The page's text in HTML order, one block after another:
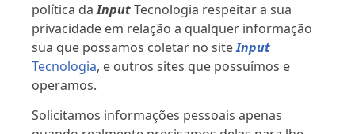
política daInputTecnologia respeitar a sua
privacidade em relação a qualquer informação
sua que possamos coletar no siteInput
Tecnologia, e outros sites que possuímos e
operamos.
Solicitamos informações pessoais apenas